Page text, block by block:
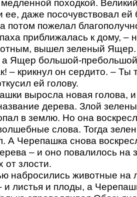
походкой.
ее, даже посочувствовал
потом пожелал
приближалась к дому, –
вышел зеленый
а Ящер большой-
– крикнул он сердито. – Ты
ей голову.
выросла новая голова,
дерева. Злой
в землю. Но она
слова. Тогда
А Черепашка снова
– и оно повалилось на
от злости.
набросились животные на
и листья и плоды, а